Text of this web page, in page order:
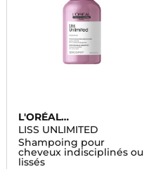
L'ORÉAL
PROFESSIONNEL
LISS UNLIMITED
Shampoing pour
cheveux indisciplinés ou
lissés